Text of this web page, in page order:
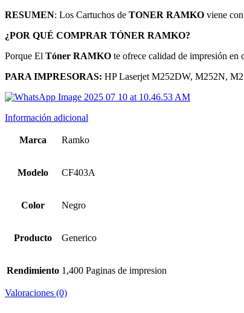
RESUMEN: Los Cartuchos de TONER RAMKO viene
¿POR QUÉ COMPRAR TÓNER RAMKO?
Porque El Tóner RAMKO te ofrece calidad de impresión en
PARA IMPRESORAS: HP Laserjet M252DW, M252N,
Información adicional
Marca Ramko
Modelo CF403A
Color Negro
Producto Generico
Rendimiento 1,400 Paginas de impresion
Valoraciones (0)